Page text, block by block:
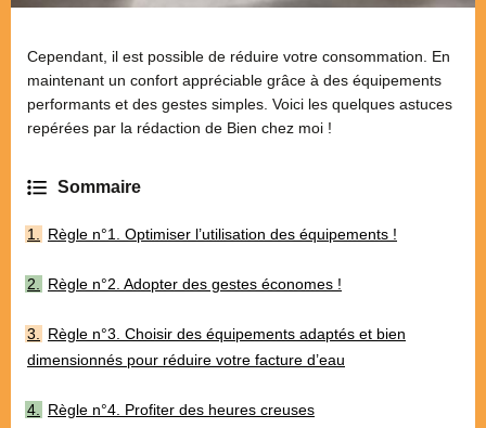
Cependant, il est possible de réduire votre consommation. En
maintenant un confort appréciable grâce à des équipements
performants et des gestes simples. Voici les quelques astuces
repérées par la rédaction de Bien chez moi !
Règle n°1. Optimiser l’utilisation des équipements !
Règle n°2. Adopter des gestes économes !
Règle n°3. Choisir des équipements adaptés et bien
dimensionnés pour réduire votre facture d’eau
Règle n°4. Profiter des heures creuses